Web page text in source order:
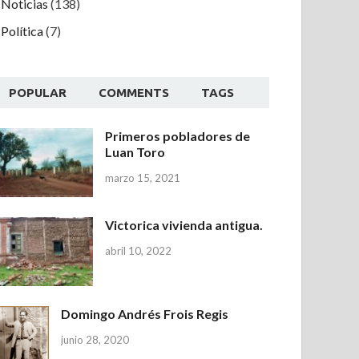
Noticias (138)
Política(7)
POPULAR COMMENTS TAGS
Primeros pobladores de
Luan Toro
marzo 15, 2021
Victorica vivienda antigua.
abril 10, 2022
Domingo Andrés Frois Regis
junio 28, 2020